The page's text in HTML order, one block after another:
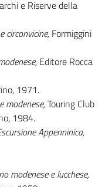
e Riserve della
circonvicine, Formiggini
Editore Rocca
1971.
modenese,Touring Club
1984.
Appenninica,
modenese e lucchese,